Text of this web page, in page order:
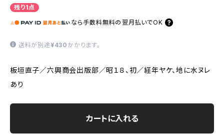
残り1点
なら 手数料無料の 翌月払いでOK
送料が別途 ¥430 かかります。
板垣直子／六興商会出版部／昭１８、初／経年ヤケ、地に水ヌレ
あり
カートに入れる